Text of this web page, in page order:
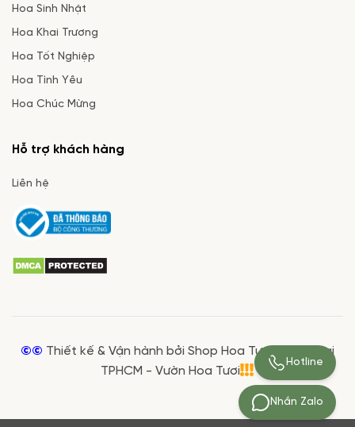
Hoa Sinh Nhật
Hoa Khai Trương
Hoa Tốt Nghiệp
Hoa Tình Yêu
Hoa Chúc Mừng
Hỗ trợ khách hàng
Liên hệ
©© Thiết kế & Vận hành bởi Shop Hoa Tươi Giá Rẻ tại
TPHCM - Vườn Hoa Tươi
Nhắn Zalo
Hotline